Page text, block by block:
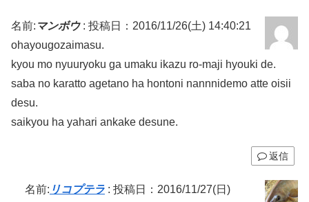
名前: マンボウ: 投稿日：2016/11/26(土) 14:40:21
ohayougozaimasu.
kyou mo nyuuryoku ga umaku ikazu ro-maji hyouki de.
saba no karatto agetano ha hontoni nannnidemo atte oisii
desu.
saikyou ha yahari ankake desune.
返信
名前: リコプテラ : 投稿日：2016/11/27(日)